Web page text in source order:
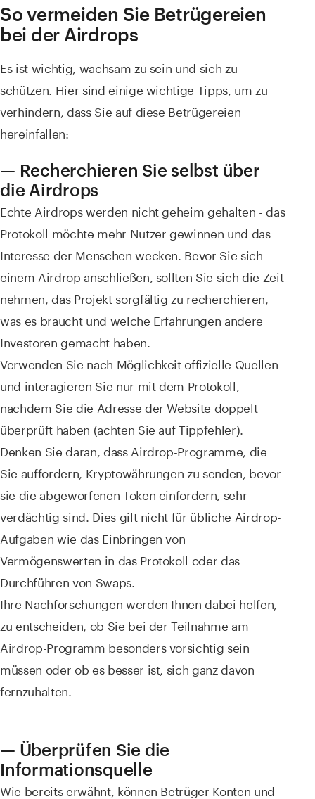
So vermeiden Sie Betrügereien
bei der Airdrops
Es ist wichtig, wachsam zu sein und sich zu
schützen. Hier sind einige wichtige Tipps, um zu
verhindern, dass Sie auf diese Betrügereien
hereinfallen:
— Recherchieren Sie selbst über
die Airdrops
Echte Airdrops werden nicht geheim gehalten - das
Protokoll möchte mehr Nutzer gewinnen und das
Interesse der Menschen wecken. Bevor Sie sich
einem Airdrop anschließen, sollten Sie sich die Zeit
nehmen, das Projekt sorgfältig zu recherchieren,
was es braucht und welche Erfahrungen andere
Investoren gemacht haben.
Verwenden Sie nach Möglichkeit offizielle Quellen
und interagieren Sie nur mit dem Protokoll,
nachdem Sie die Adresse der Website doppelt
überprüft haben (achten Sie auf Tippfehler).
Denken Sie daran, dass Airdrop-Programme, die
Sie auffordern, Kryptowährungen zu senden, bevor
sie die abgeworfenen Token einfordern, sehr
verdächtig sind. Dies gilt nicht für übliche Airdrop-
Aufgaben wie das Einbringen von
Vermögenswerten in das Protokoll oder das
Durchführen von Swaps.
Ihre Nachforschungen werden Ihnen dabei helfen,
zu entscheiden, ob Sie bei der Teilnahme am
Airdrop-Programm besonders vorsichtig sein
müssen oder ob es besser ist, sich ganz davon
fernzuhalten.
— Überprüfen Sie die
Informationsquelle
Wie bereits erwähnt, können Betrüger Konten und